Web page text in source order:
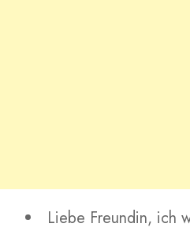
Liebe Freundin, ich